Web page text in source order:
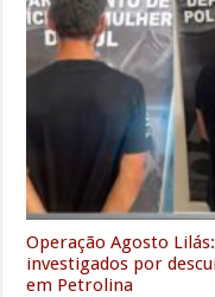
Operação Agosto
investigados por
em Petrolina